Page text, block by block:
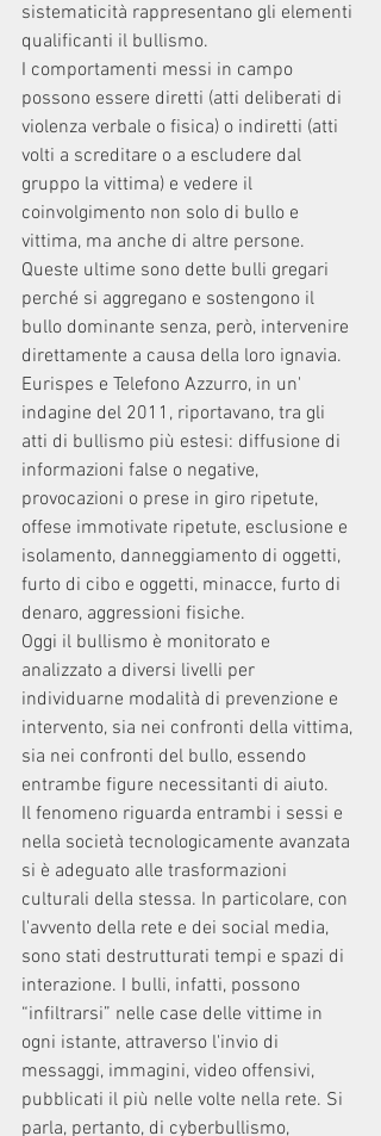
sistematicità rappresentano gli elementi
qualificanti il bullismo.
I comportamenti messi in campo
possono essere diretti (atti deliberati di
violenza verbale o fisica) o indiretti (atti
volti a screditare o a escludere dal
gruppo la vittima) e vedere il
coinvolgimento non solo di bullo e
vittima, ma anche di altre persone.
Queste ultime sono dette bulli gregari
perché si aggregano e sostengono il
bullo dominante senza, però, intervenire
direttamente a causa della loro ignavia.
Eurispes e Telefono Azzurro, in un'
indagine del 2011, riportavano, tra gli
atti di bullismo più estesi: diffusione di
informazioni false o negative,
provocazioni o prese in giro ripetute,
offese immotivate ripetute, esclusione e
isolamento, danneggiamento di oggetti,
furto di cibo e oggetti, minacce, furto di
denaro, aggressioni fisiche.
Oggi il bullismo è monitorato e
analizzato a diversi livelli per
individuarne modalità di prevenzione e
intervento, sia nei confronti della vittima,
sia nei confronti del bullo, essendo
entrambe figure necessitanti di aiuto.
Il fenomeno riguarda entrambi i sessi e
nella società tecnologicamente avanzata
si è adeguato alle trasformazioni
culturali della stessa. In particolare, con
l'avvento della rete e dei social media,
sono stati destrutturati tempi e spazi di
interazione. I bulli, infatti, possono
“infiltrarsi” nelle case delle vittime in
ogni istante, attraverso l'invio di
messaggi, immagini, video offensivi,
pubblicati il più nelle volte nella rete. Si
parla, pertanto, di cyberbullismo,